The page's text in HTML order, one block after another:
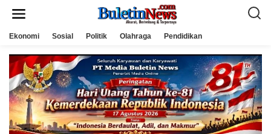
Ekonomi Sosial Politik Olahraga Pendidikan